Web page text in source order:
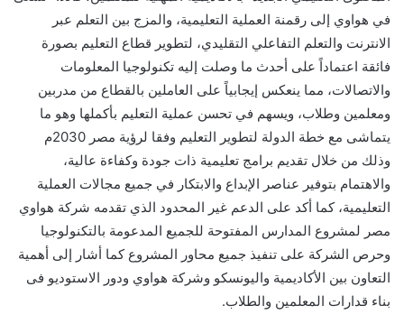
في هواوي إلى رقمنة العملية التعليمية، والمزج بين التعلم عبر
الانترنت والتعلم التفاعلي التقليدي، لتطوير قطاع التعليم بصورة
فائقة اعتماداً على أحدث ما وصلت إليه تكنولوجيا المعلومات
والاتصالات، مما ينعكس إيجابياً على العاملين بالقطاع من مدربين
ومعلمين وطلاب، ويسهم في تحسن عملية التعليم بأكملها وهو ما
يتماشى مع خطة الدولة لتطوير التعليم وفقا لرؤية مصر 2030م
وذلك من خلال تقديم برامج تعليمية ذات جودة وكفاءة عالية،
والاهتمام بتوفير عناصر الإبداع والابتكار في جميع مجالات العملية
التعليمية، كما أكد على الدعم غير المحدود الذي تقدمه شركة هواوي
مصر لمشروع المدارس المفتوحة للجميع المدعومة بالتكنولوجيا
وحرص الشركة على تنفيذ جميع محاور المشروع كما أشار إلى أهمية
التعاون بين الأكاديمية واليونسكو وشركة هواوي ودور الاستوديو فى
بناء قدارات المعلمين والطلاب.